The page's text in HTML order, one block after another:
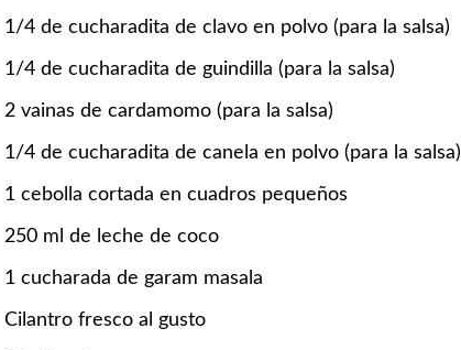
1/4 de cucharadita de clavo en polvo (para la salsa)
1/4 de cucharadita de guindilla (para la salsa)
2 vainas de cardamomo (para la salsa)
1/4 de cucharadita de canela en polvo (para la salsa)
1 cebolla cortada en cuadros pequeños
250 ml de leche de coco
1 cucharada de garam masala
Cilantro fresco al gusto